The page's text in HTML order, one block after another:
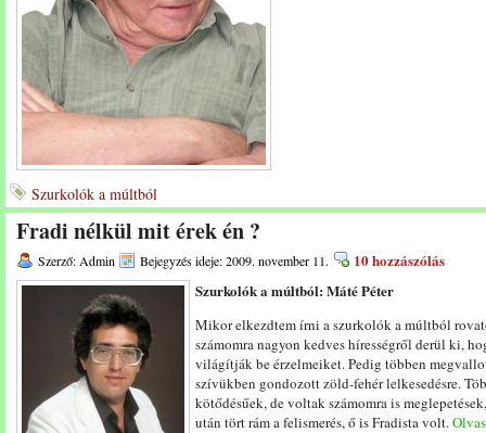
Szurkolók a múltból
Fradi nélkül mit érek én ?
Szerző: Admin Bejegyzés ideje: 2009. november 11.
10 hozzászólás
Szurkolók a múltból: Máté Péter
Mikor elkezdtem írni a szurkolók a múltból
számomra nagyon kedves hírességről derül ki,
világítják be érzelmeiket. Pedig többen
szívükben gondozott zöld-fehér lelkesedésre.
kötődésűek, de voltak számomra is
után tört rám a felismerés, ő is Fradista volt.